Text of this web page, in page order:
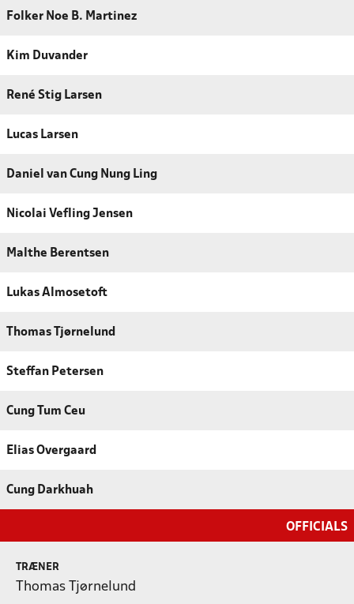
Folker Noe B. Martinez
Kim Duvander
René Stig Larsen
Lucas Larsen
Daniel van Cung Nung Ling
Nicolai Vefling Jensen
Malthe Berentsen
Lukas Almosetoft
Thomas Tjørnelund
Steffan Petersen
Cung Tum Ceu
Elias Overgaard
Cung Darkhuah
OFFICIALS
TRÆNER
Thomas Tjørnelund